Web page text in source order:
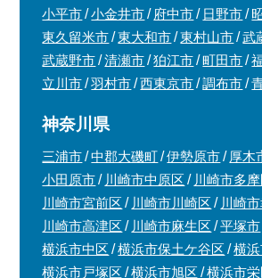
小平市
小金井市 府中市 日野市
東久留米市
東大和市 東村山市
武
武蔵野市
清瀬市 狛江市 町田市
立川市
羽村市 西東京市 調布市
神奈川県
三浦市 中郡大磯町 伊勢原市 厚木
小田原市
川崎市中原区
川崎市多
川崎市宮前区
川崎市川崎区
川崎
川崎市高津区
川崎市麻生区 平塚市
横浜市中区
横浜市保土ケ谷区
横
横浜市戸塚区
横浜市旭区
横浜市